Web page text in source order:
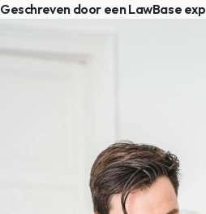
Geschreven door een LawBase